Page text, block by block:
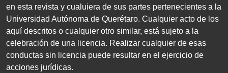
en esta revista y cualuiera de sus partes pertenecientes a la
Universidad Autónoma de Querétaro. Cualquier acto de los
aquí descritos o cualquier otro similar, está sujeto a la
celebración de una licencia. Realizar cualquier de esas
conductas sin licencia puede resultar en el ejercicio de
acciones jurídicas.